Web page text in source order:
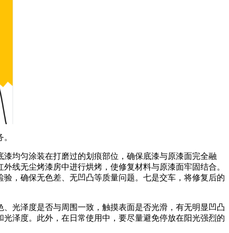
均匀涂装在打磨过的划痕部位，确保底漆与原漆面完全融
线无尘烤漆房中进行烘烤，使修复材料与原漆面牢固结合。
，确保无色差、无凹凸等质量问题。七是交车，将修复后的
光泽度是否与周围一致，触摸表面是否光滑，有无明显凹凸
泽度。此外，在日常使用中，要尽量避免停放在阳光强烈的